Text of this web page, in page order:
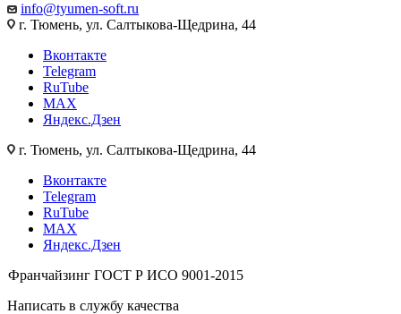
info@tyumen-soft.ru
г. Тюмень, ул. Салтыкова-Щедрина, 44
Вконтакте
Telegram
RuTube
MAX
Яндекс.Дзен
г. Тюмень, ул. Салтыкова-Щедрина, 44
Вконтакте
Telegram
RuTube
MAX
Яндекс.Дзен
Франчайзинг ГОСТ Р ИСО 9001-2015
Написать в службу качества